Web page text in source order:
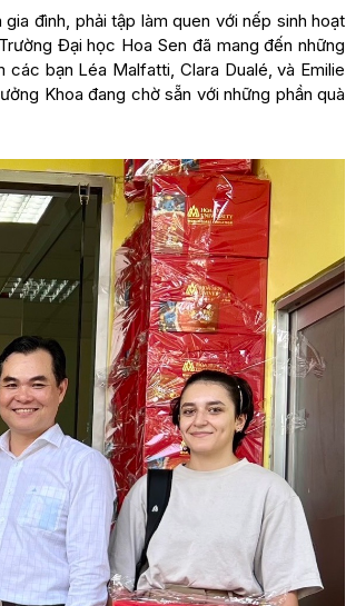
đình, phải tập làm quen với nếp sinh hoạt
Đại học Hoa Sen đã mang đến những
bạn Léa Malfatti, Clara Dualé, và Emilie
Khoa đang chờ sẵn với những phần quà